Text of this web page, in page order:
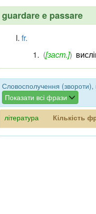
guardare e passare
fr.
([заст.])
Словосполучення
Показати всі фрази
література Кількість